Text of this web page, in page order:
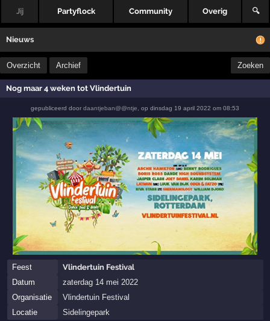
Jij Partyflock Community Overig 🔍
Nieuws
Overzicht Archief Zoeken
Nog maar 4 weken tot Vlindertuin
gepubliceerd door daantjeban@@ntje op dinsdag 19 april 2022 om 08:53
Feest
Vlindertuin Festival
Datum
zaterdag 14 mei 2022
Organisatie
Vlindertuin Festival
Locatie
Sidelingepark